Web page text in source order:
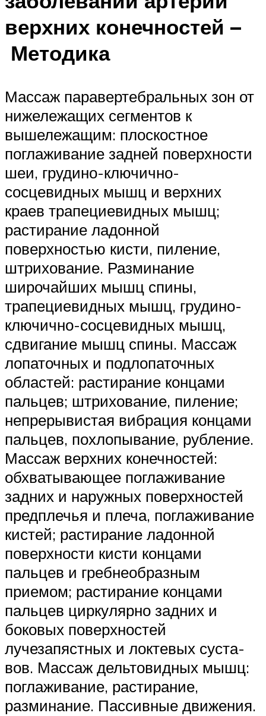
верхних конечностей –
Методика
Массаж паравертебральных зон от
нижележащих сегментов к
вышележащим: плоскостное
поглаживание задней поверхно­сти
шеи, грудино-ключично-
сосцевидных мышц и верхних
краев трапе­циевидных мышц;
растирание ладонной
поверхностью кисти, пиление,
штрихование. Разминание
широчайших мышц спины,
трапециевидных мышц, грудино-
ключично-сосцевидных мышц,
сдвигание мышц спины. Массаж
лопаточных и подлопаточных
областей: растирание концами
пальцев; штрихование, пиление;
непрерывистая вибрация концами
паль­цев, похлопывание, рубление.
Массаж верхних конечностей:
обхватываю­щее поглаживание
задних и наружных поверхностей
предплечья и плеча, поглаживание
кистей; растирание ладонной
поверхности кисти концами
пальцев и гребнеобразным
приемом; растирание концами
пальцев цирку­лярно задних и
боковых поверхностей
лучезапястных и локтевых суста­
вов. Массаж дельтовидных мышц:
поглаживание, растирание,
размина­ние. Пассивные движения.